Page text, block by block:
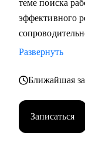
• Составить
формата
• Выбрать между
Кому могу
Руководителям и
теме поиска
эффективного
Развернуть
Ближайшая
Записаться